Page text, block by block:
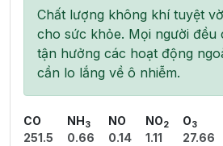
Chất lượng không khí tuyệt
cho sức khỏe. Mọi người đều
tận hưởng các hoạt động
cần lo lắng về ô nhiễm.
CO
251.5
NH 3
0.66
NO
0.14
NO2
1.11
O3
27.66